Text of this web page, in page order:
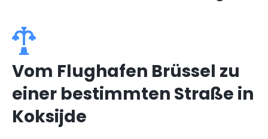
Vom Flughafen Brüssel zu
einer bestimmten Straße in
Koksijde